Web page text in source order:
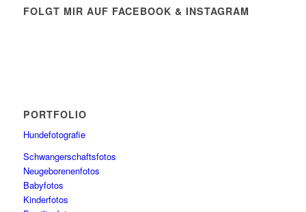
FOLGT MIR AUF FACEBOOK & INSTAGRAM
PORTFOLIO
Hundefotografie
Schwangerschaftsfotos
Neugeborenenfotos
Babyfotos
Kinderfotos